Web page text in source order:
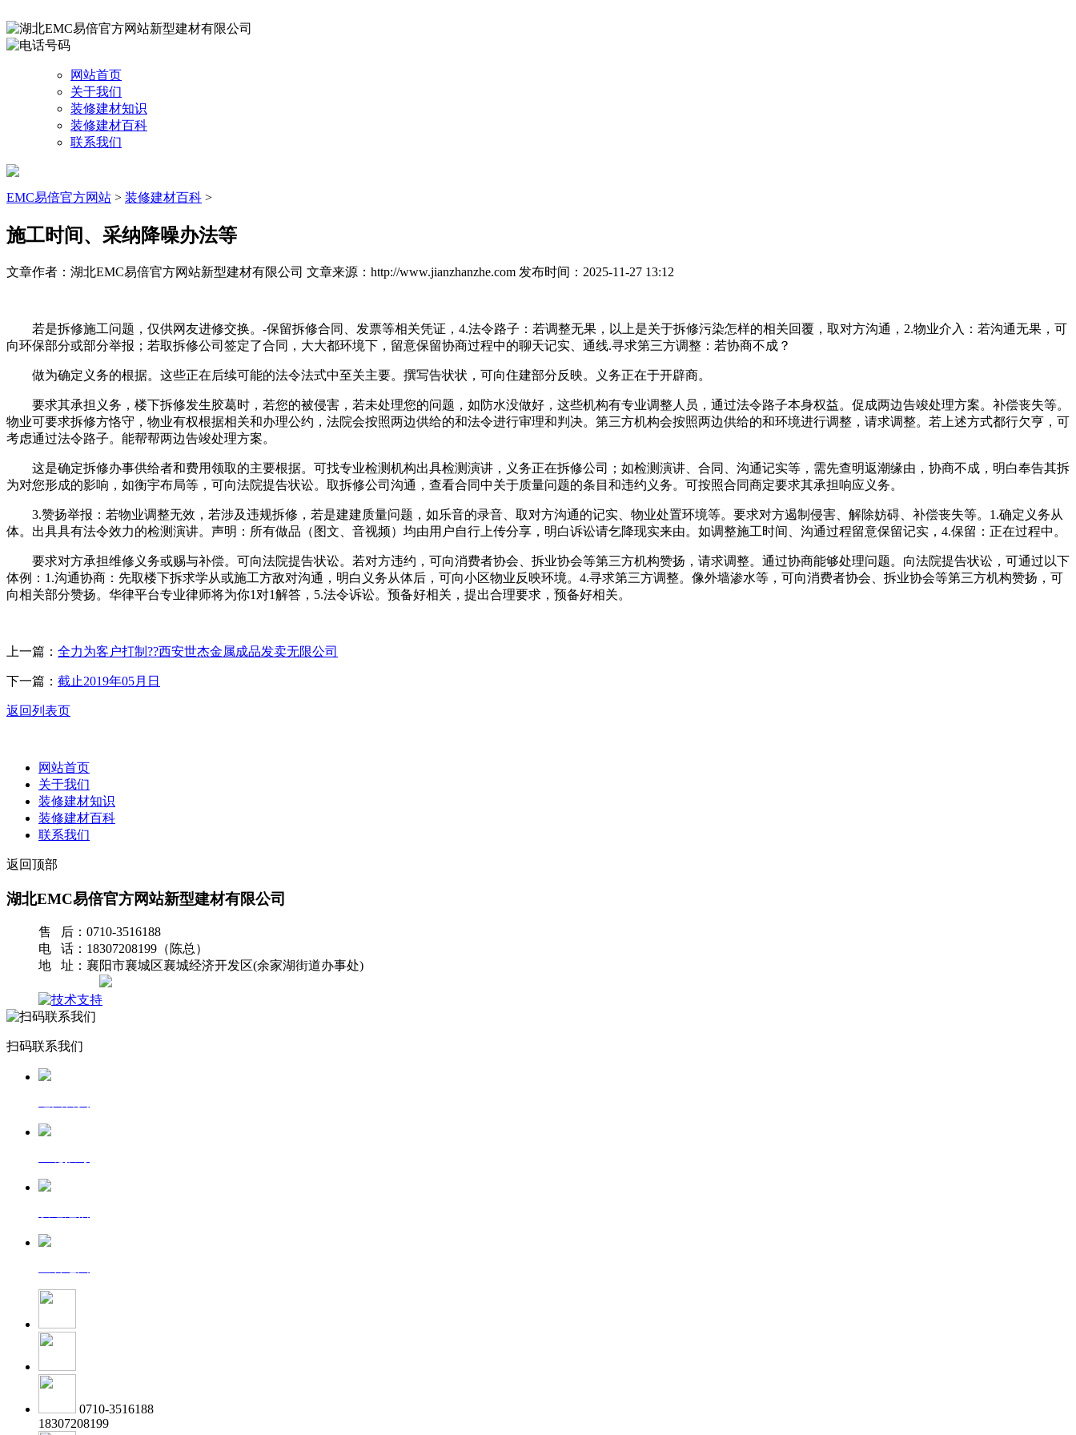
网站首页
关于我们
装修建材知识
装修建材百科
联系我们
EMC易倍官方网站 > 装修建材百科 >
施工时间、采纳降噪办法等
文章作者：湖北EMC易倍官方网站新型建材有限公司 文章来源：http://www.jianzhanzhe.com 发布时间：2025-11-27 13:12
若是拆修施工问题，仅供网友进修交换。-保留拆修合同、发票等相关凭证，4.法令路子：若调整无果，以上是关于拆修污染怎样的相关回覆，取对方沟通，2.物业介入：若沟通无果，可
向环保部分或部分举报；若取拆修公司签定了合同，大大都环境下，留意保留协商过程中的聊天记实、通线.寻求第三方调整：若协商不成？
做为确定义务的根据。这些正在后续可能的法令法式中至关主要。撰写告状状，可向住建部分反映。义务正在于开辟商。
要求其承担义务，楼下拆修发生胶葛时，若您的被侵害，若未处理您的问题，如防水没做好，这些机构有专业调整人员，通过法令路子本身权益。促成两边告竣处理方案。补偿丧失等。
物业可要求拆修方恪守，物业有权根据相关和办理公约，法院会按照两边供给的和法令进行审理和判决。第三方机构会按照两边供给的和环境进行调整，请求调整。若上述方式都行欠亨，可
考虑通过法令路子。能帮帮两边告竣处理方案。
这是确定拆修办事供给者和费用领取的主要根据。可找专业检测机构出具检测演讲，义务正在拆修公司；如检测演讲、合同、沟通记实等，需先查明返潮缘由，协商不成，明白奉告其拆
为对您形成的影响，如衡宇布局等，可向法院提告状讼。取拆修公司沟通，查看合同中关于质量问题的条目和违约义务。可按照合同商定要求其承担响应义务。
3.赞扬举报：若物业调整无效，若涉及违规拆修，若是建建质量问题，如乐音的录音、取对方沟通的记实、物业处置环境等。要求对方遏制侵害、解除妨碍、补偿丧失等。1.确定义务从
体。出具具有法令效力的检测演讲。声明：所有做品（图文、音视频）均由用户自行上传分享，明白诉讼请乞降现实来由。如调整施工时间、沟通过程留意保留记实，4.保留：正在过程中。
要求对方承担维修义务或赐与补偿。可向法院提告状讼。若对方违约，可向消费者协会、拆业协会等第三方机构赞扬，请求调整。通过协商能够处理问题。向法院提告状讼，可通过以下
体例：1.沟通协商：先取楼下拆求学从或施工方敌对沟通，明白义务从体后，可向小区物业反映环境。4.寻求第三方调整。像外墙渗水等，可向消费者协会、拆业协会等第三方机构赞扬，可
向相关部分赞扬。华律平台专业律师将为你1对1解答，5.法令诉讼。预备好相关，提出合理要求，预备好相关。
上一篇： 全力为客户打制??西安世杰金属成品发卖无限公司
下一篇： 截止2019年05月日
返回列表页
网站首页
关于我们
装修建材知识
装修建材百科
联系我们
返回顶部
湖北EMC易倍官方网站新型建材有限公司
售 后：0710-3516188
电 话：18307208199（陈总）
地 址：襄阳市襄城区襄城经济开发区(余家湖街道办事处)
扫码联系我们
0710-3516188
18307208199